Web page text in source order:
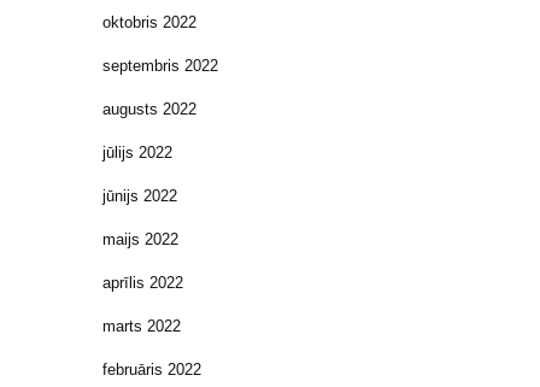
oktobris 2022
septembris 2022
augusts 2022
jūlijs 2022
jūnijs 2022
maijs 2022
aprīlis 2022
marts 2022
februāris 2022